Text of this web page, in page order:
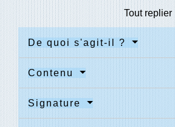
Tout replier
De quoi s'agit-il ?
Contenu
Signature